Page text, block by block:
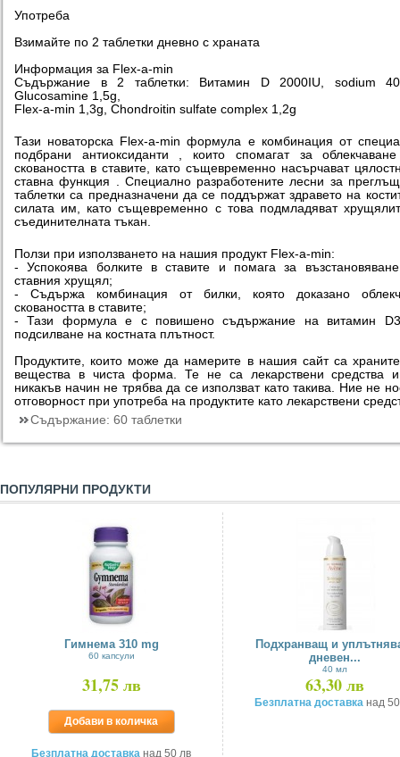
Употреба
Взимайте по 2 таблетки дневно с храната
Информация за Flex-a-min
Съдържание в 2 таблетки: Витамин D 2000IU, sodium
Glucosamine 1,5g,
Flex-a-min 1,3g, Chondroitin sulfate complex 1,2g
Тази новаторска Flex-a-min формула e комбинация от
подбрани антиоксиданти , които спомагат за
сковаността в ставите, като същевременно насърчават
ставна функция . Специално разработените лесни за
таблетки са предназначени да се поддържат здравето на
силата им, като същевременно с това подмладяват
съединителната тъкан.
Ползи при използването на нашия продукт Flex-a-min:
- Успокоява болките в ставите и помага за
ставния хрущял;
- Съдържа комбинация от билки, която доказано
сковаността в ставите;
- Тази формула е с повишено съдържание на витамин
подсилване на костната плътност.
Продуктите, които може да намерите в нашия сайт са
вещества в чиста форма. Те не са лекарствени средства
никакъв начин не трябва да се използват като такива. Ние не
отговорност при употреба на продуктите като лекарствени
Съдържание: 60 таблетки
ПОПУЛЯРНИ ПРОДУКТИ
Гимнема 310 mg
60 капсули
31,75 лв
Добави в количка
Безплатна доставка над 50 лв
Подхранващ и
дневен...
40 мл
63,30 лв
Безплатна доставка над